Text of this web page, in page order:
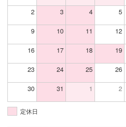
2 3 4 5
9 10 11 12
16 17 18 19
23 24 25 26
30 31 1 2
定休日